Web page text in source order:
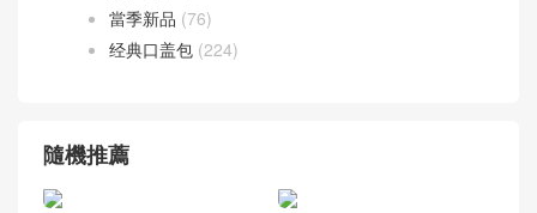
當季新品 (76)
经典口盖包 (224)
隨機推薦